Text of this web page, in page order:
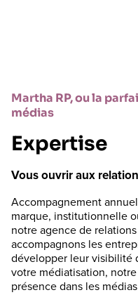
Martha RP, ou la
médias
Expertise
Vous ouvrir aux
Accompagnement
marque, institutionnelle
notre agence de
accompagnons les
développer leur visibilité
votre médiatisation,
présence dans les